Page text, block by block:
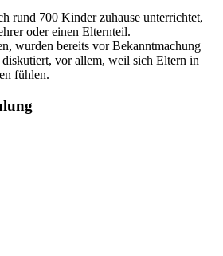
rund 700 Kinder zuhause unterrichtet,
oder einen Elternteil.
wurden bereits vor Bekanntmachung
vor allem, weil sich Eltern in
fühlen.